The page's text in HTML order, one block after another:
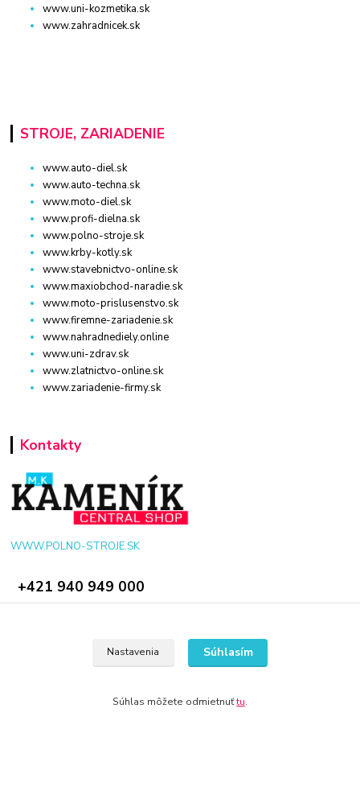
www.uni-kozmetika.sk
www.zahradnicek.sk
STROJE, ZARIADENIE
www.auto-diel.sk
www.auto-techna.sk
www.moto-diel.sk
www.profi-dielna.sk
www.polno-stroje.sk
www.krby-kotly.sk
www.stavebnictvo-online.sk
www.maxiobchod-naradie.sk
www.moto-prislusenstvo.sk
www.firemne-zariadenie.sk
www.nahradnediely.online
www.uni-zdrav.sk
www.zlatnictvo-online.sk
www.zariadenie-firmy.sk
Kontakty
WWW.POLNO-STROJE.SK
+421 940 949 000
Nastavenia Súhlasím
Súhlas môžete odmietnuťtu.